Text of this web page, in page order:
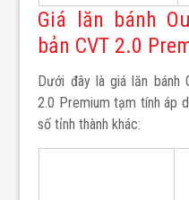
Giá lăn bánh
bản CVT 2.0
Dưới đây là giá lăn bánh
2.0 Premium tạm tính áp
số tỉnh thành khác: